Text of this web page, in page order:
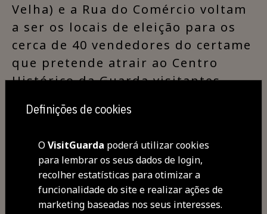
Velha) e a Rua do Comércio voltam
a ser os locais de eleição para os
cerca de 40 vendedores do certame
que pretende atrair ao Centro
Histórico da Guarda visitantes,
do concelho, mas também de toda
primeira edição de 2024 será já no
próximo dia 7 de abril. A Feira de
Antiguidades e Colecionismo é
uma organização da Câmara
Definições de cookies
OVisitGuarda poderá utilizar cookies
para lembrar os seus dados de login,
recolher estatísticas para otimizar a
funcionalidade do site e realizar ações de
marketing baseadas nos seus interesses.